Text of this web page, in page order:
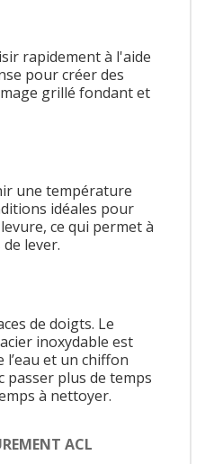
rapidement à l'aide
pour créer des
grillé fondant et
une température
idéales pour
ce qui permet à
lever.
de doigts. Le
inoxydable est
l’eau et un chiffon
passer plus de temps
à nettoyer.
ACL